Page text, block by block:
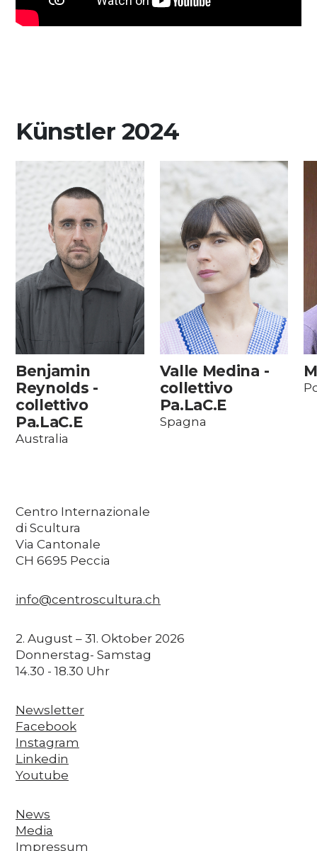
Künstler 2024
Benjamin
Reynolds -
collettivo
Pa.LaC.E
Australia
Valle Medina -
collettivo
Pa.LaC.E
Spagna
Centro Internazionale
di Scultura
Via Cantonale
CH 6695 Peccia
info@centroscultura.ch
2. August – 31. Oktober 2026
Donnerstag- Samstag
14.30 - 18.30 Uhr
Newsletter
Facebook
Instagram
Linkedin
Youtube
News
Media
Impressum